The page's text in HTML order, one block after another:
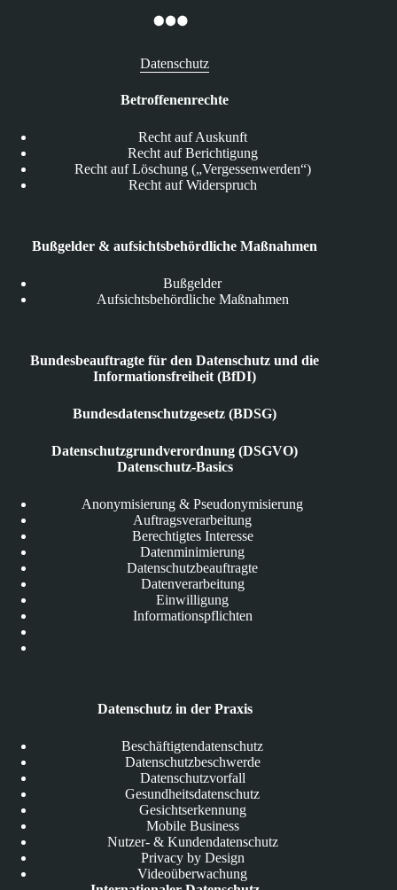
Datenschutz
Betroffenenrechte
Recht auf Auskunft
Recht auf Berichtigung
Recht auf Löschung („Vergessenwerden“)
Recht auf Widerspruch
Bußgelder & aufsichtsbehördliche Maßnahmen
Bußgelder
Aufsichtsbehördliche Maßnahmen
Bundesbeauftragte für den Datenschutz und die
Informationsfreiheit (BfDI)
Bundesdatenschutzgesetz (BDSG)
Datenschutzgrundverordnung (DSGVO)
Datenschutz-Basics
Anonymisierung & Pseudonymisierung
Auftragsverarbeitung
Berechtigtes Interesse
Datenminimierung
Datenschutzbeauftragte
Datenverarbeitung
Einwilligung
Informationspflichten
Datenschutz in der Praxis
Beschäftigtendatenschutz
Datenschutzbeschwerde
Datenschutzvorfall
Gesundheitsdatenschutz
Gesichtserkennung
Mobile Business
Nutzer- & Kundendatenschutz
Privacy by Design
Videoüberwachung